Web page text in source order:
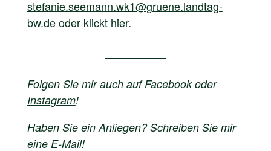
stefanie.seemann.wk1@gruene.landtag-
bw.deoder klickt hier.
Folgen Sie mir auch aufFacebookoder
Instagram!
Haben Sie ein Anliegen? Schreiben Sie mir
eine E-Mail!